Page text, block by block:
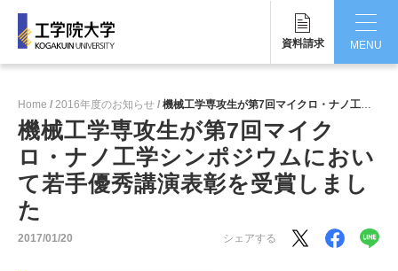
資料請求
MENU
工学院大学について
学部・大学院
学生生活
国際交流・留学
Home 2016年度のお知らせ 機械工学専攻生が第7回マイクロ・ナノ工学シンポジウムにおいて若手優秀講演表彰を受賞しました
機械工学専攻生が第7回マイク
ロ・ナノ工学シンポジウムにおい
て若手優秀講演表彰を受賞しまし
た
2017/01/20 シェアする